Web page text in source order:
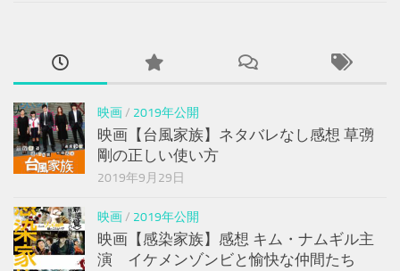
映画/ 2019年公開
映画【台風家族】ネタバレなし感想 草彅
剛の正しい使い方
2019年9月29日
映画/ 2019年公開
映画【感染家族】感想 キム・ナムギル主
演 イケメンゾンビと愉快な仲間たち